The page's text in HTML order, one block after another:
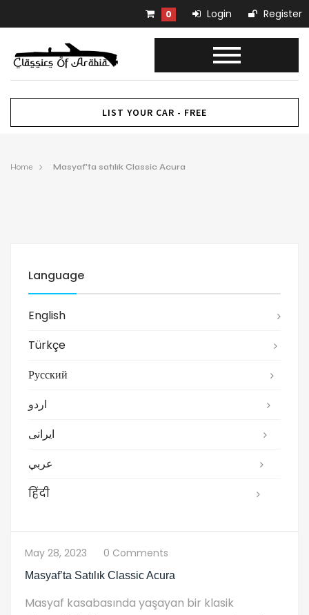
0 Login Register
LIST YOUR CAR - FREE
Home Masyaf’ta satılık Classic Acura
Language
English
Türkçe
Русский
اردو
ایرانی
عربي
हिंदी
May 28, 2023 0 Comments
Masyaf’ta Satılık Classic Acura
Masyaf kasabasında yaşayan bir klasik